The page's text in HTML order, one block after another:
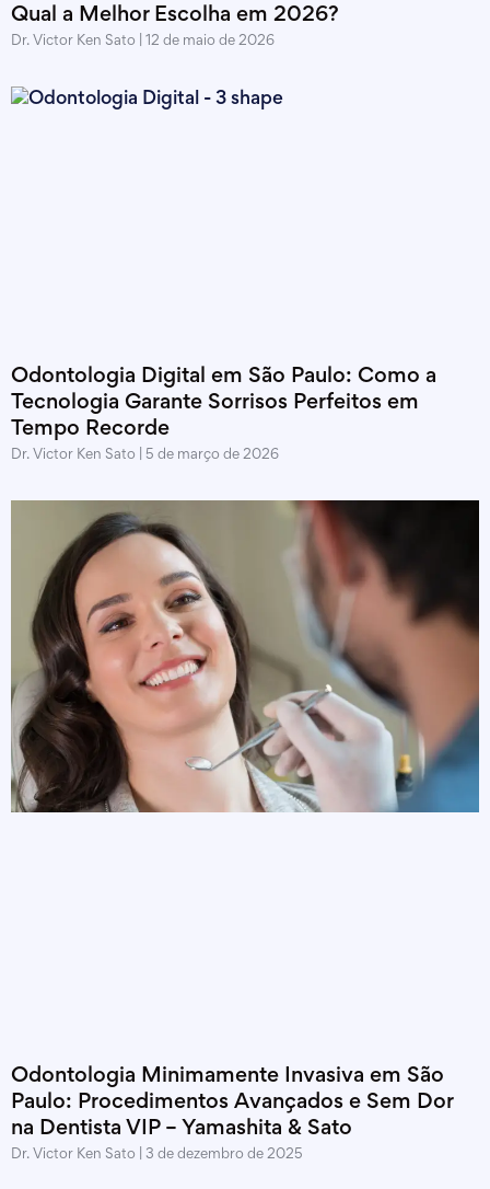
Qual a Melhor Escolha em 2026?
Dr. Victor Ken Sato 12 de maio de 2026
Odontologia Digital em São Paulo: Como a
Tecnologia Garante Sorrisos Perfeitos em
Tempo Recorde
Dr. Victor Ken Sato 5 de março de 2026
Odontologia Minimamente Invasiva em São
Paulo: Procedimentos Avançados e Sem Dor
na Dentista VIP – Yamashita & Sato
Dr. Victor Ken Sato 3 de dezembro de 2025